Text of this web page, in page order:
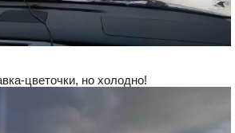
цветочки, но холодно!